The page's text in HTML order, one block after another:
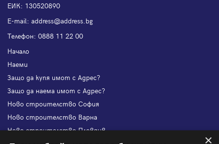
ЕИК: 130520890
Е-mail: address@address.bg
Телефон: 0888 11 22 00
Начало
Наеми
Защо да купя имот с Адрес?
Защо да наема имот с Адрес?
Ново строителство София
Ново строителство Варна
Ново строителство Пловдив
×